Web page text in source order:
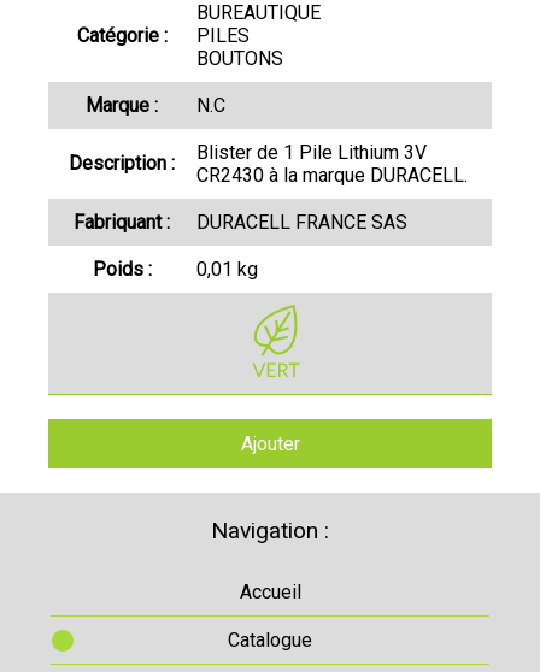
Catégorie :
BUREAUTIQUE
PILES
BOUTONS
Marque : N.C
Description :
Blister de 1 Pile Lithium 3V
CR2430 à la marque DURACELL.
Fabriquant : DURACELL FRANCE SAS
Poids : 0,01 kg
Ajouter
Navigation :
Accueil
Catalogue